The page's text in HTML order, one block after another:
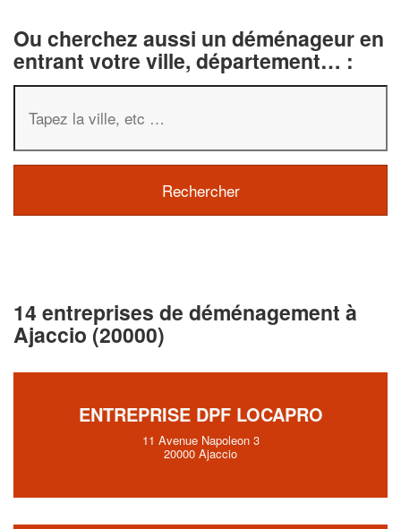
Ou cherchez aussi un déménageur en
entrant votre ville, département… :
14 entreprises de déménagement à
Ajaccio (20000)
ENTREPRISE DPF LOCAPRO
11 Avenue Napoleon 3
20000 Ajaccio